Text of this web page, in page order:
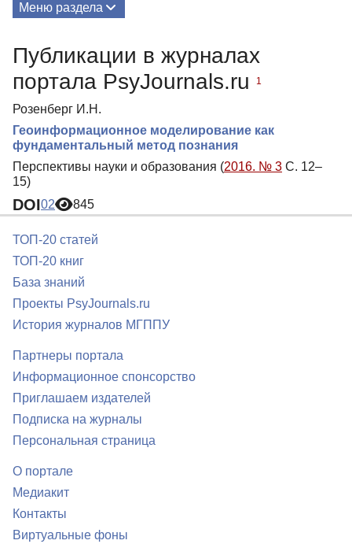
Меню раздела
Публикации в журналах
портала PsyJournals.ru
1
Розенберг И.Н.
Геоинформационное моделирование как
фундаментальный метод познания
Перспективы науки и образования (2016. № 3 С. 12–
15)
DOI02 845
ТОП-20 статей
ТОП-20 книг
База знаний
Проекты PsyJournals.ru
История журналов МГППУ
Партнеры портала
Информационное спонсорство
Приглашаем издателей
Подписка на журналы
Персональная страница
О портале
Медиакит
Контакты
Виртуальные фоны